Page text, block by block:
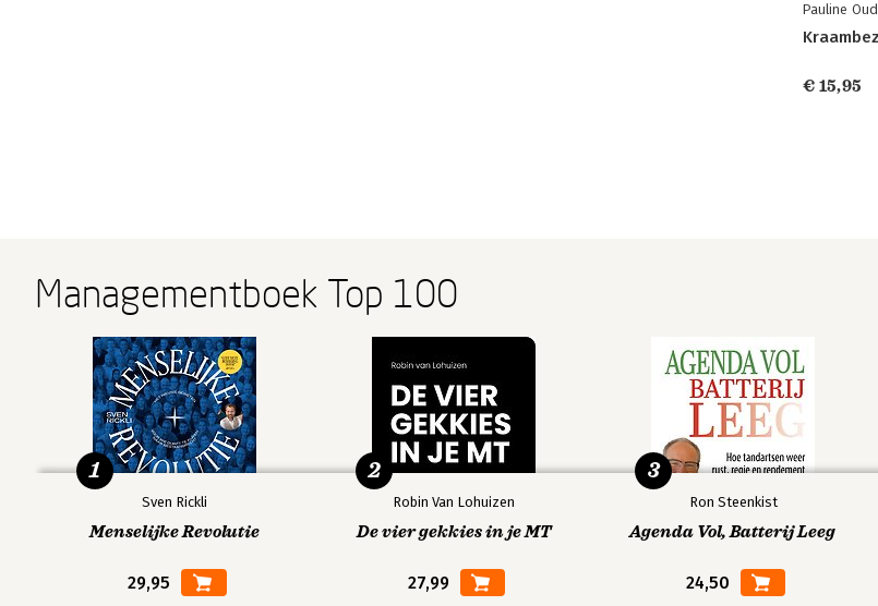
Pauline Oud
€ 15,95
Managementboek Top 100
Sven Rickli
Menselijke Revolutie
29,95
1
Robin Van Lohuizen
De vier gekkies in je MT
27,99
2
Ron Steenkist
Agenda Vol, Batterij Leeg
24,50
3